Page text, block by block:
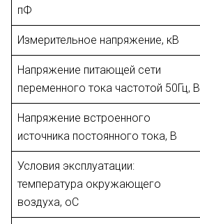
пФ
Измерительное напряжение, кВ
Напряжение питающей сети
переменного тока частотой 50Гц, В
Напряжение встроенного
источника постоянного тока, В
Условия эксплуатации:
температура окружающего
воздуха, оC